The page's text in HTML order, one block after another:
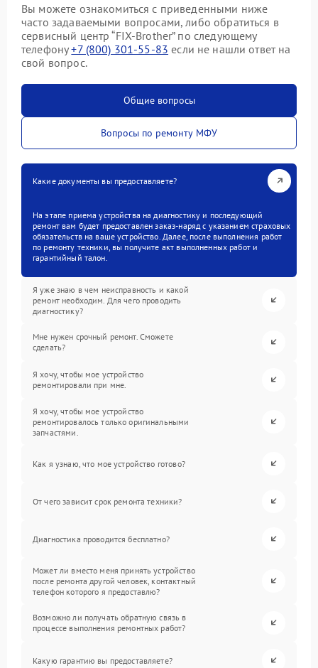
Вы можете ознакомиться с приведенными ниже
часто задаваемыми вопросами, либо обратиться в
сервисный центр “FIX-Brother” по следующему
телефону+7 (800) 301-55-83 если не нашли ответ на
свой вопрос.
Общие вопросы
Вопросы по ремонту МФУ
Какие документы вы предоставляете?
На этапе приема устройства на диагностику и последующий
ремонт вам будет предоставлен заказ-наряд с указанием страховых
обязательств на ваше устройство. Далее, после выполнения работ
по ремонту техники, вы получите акт выполненных работ и
гарантийный талон.
Я уже знаю в чем неисправность и какой
ремонт необходим. Для чего проводить
диагностику?
Мне нужен срочный ремонт. Сможете
сделать?
Я хочу, чтобы мое устройство
ремонтировали при мне.
Я хочу, чтобы мое устройство
ремонтировалось только оригинальными
запчастями.
Как я узнаю, что мое устройство готово?
От чего зависит срок ремонта техники?
Диагностика проводится бесплатно?
Может ли вместо меня принять устройство
после ремонта другой человек, контактный
телефон которого я предоставлю?
Возможно ли получать обратную связь в
процессе выполнения ремонтных работ?
Какую гарантию вы предоставляете?